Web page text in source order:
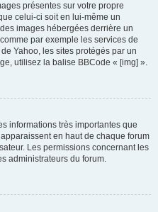
présentes sur votre propre
celui-ci soit en lui-même un
images hébergées derrière un
par exemple les services de
Yahoo, les sites protégés par un
utilisez la balise BBCode « [img] ».
informations très importantes que
en haut de chaque forum
Les permissions concernant les
administrateurs du forum.